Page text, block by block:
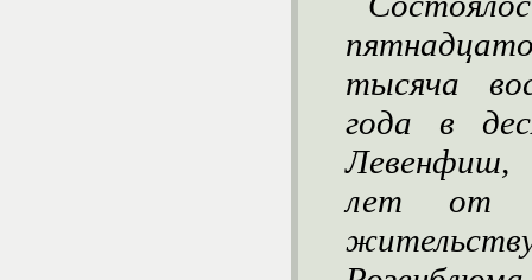
тысяча
года в
Левенфиш,
лет от